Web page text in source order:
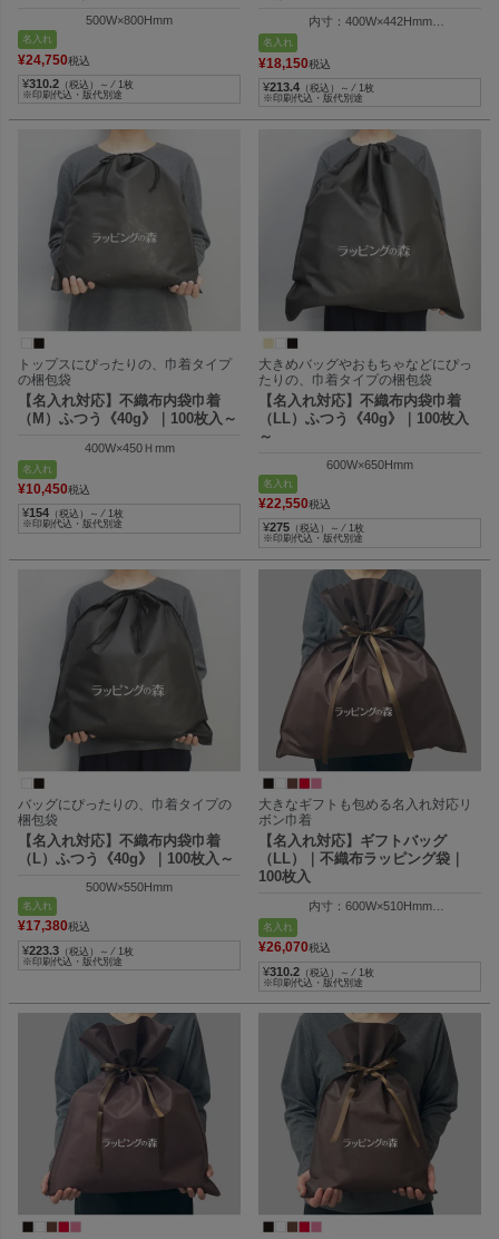
500W×800Hmm
名入れ
¥24,750税込
¥310.2 （税込）～ ⁄ 1枚
※印刷代込・版代別途
内寸：400W×442Hmm
名入れ
¥18,150税込
¥213.4 （税込）～ ⁄ 1枚
※印刷代込・版代別途
トップスにぴったりの、巾着タイプ
の梱包袋
【名入れ対応】不織布内袋巾着
（M）ふつう《40g》｜100枚入～
400W×450Ｈmm
名入れ
¥10,450税込
¥154 （税込）～ ⁄ 1枚
※印刷代込・版代別途
大きめバッグやおもちゃなどにぴっ
たりの、巾着タイプの梱包袋
【名入れ対応】不織布内袋巾着
（LL）ふつう《40g》｜100枚入
～
600W×650Hmm
名入れ
¥22,550税込
¥275 （税込）～ ⁄ 1枚
※印刷代込・版代別途
バッグにぴったりの、巾着タイプの
梱包袋
【名入れ対応】不織布内袋巾着
（L）ふつう《40g》｜100枚入～
500W×550Hmm
名入れ
¥17,380税込
¥223.3 （税込）～ ⁄ 1枚
※印刷代込・版代別途
大きなギフトも包める名入れ対応リ
ボン巾着
【名入れ対応】ギフトバッグ
（LL）｜不織布ラッピング袋｜
100枚入
内寸：600W×510Hmm
名入れ
¥26,070税込
¥310.2 （税込）～ ⁄ 1枚
※印刷代込・版代別途